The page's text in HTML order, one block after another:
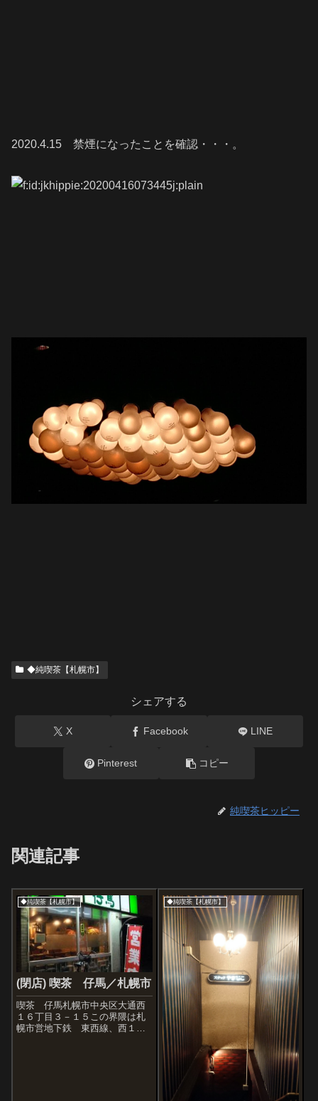
2020.4.15 禁煙になったことを確認・・・。
◆純喫茶【札幌市】
シェアする
X Facebook LINE
Pinterest コピー
純喫茶ヒッピー
関連記事
◆純喫茶【札幌市】
(閉店) 喫茶 仔馬／札幌市
喫茶 仔馬札幌市中央区大通西
１６丁目３－１５この界隈は札
幌市営地下鉄 東西線、西１８
◆純喫茶【札幌市】